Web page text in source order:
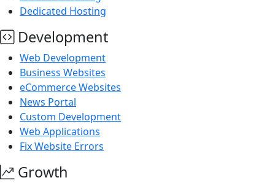
Dedicated Hosting
Development
Web Development
Business Websites
eCommerce Websites
News Portal
Custom Development
Web Applications
Fix Website Errors
Growth